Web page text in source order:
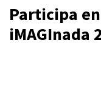
Participa
iMAGInada